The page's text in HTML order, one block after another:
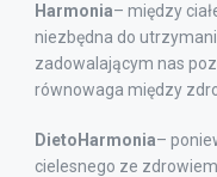
Harmonia– między
niezbędna do
zadowalającym nas
równowaga między
DietoHarmonia–
cielesnego ze